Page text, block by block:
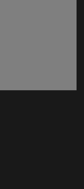
ventana)
ventana)